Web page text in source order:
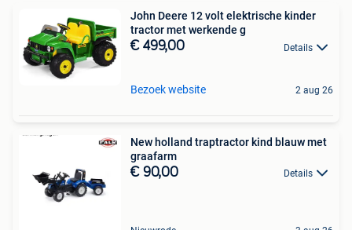
John Deere 12 volt elektrische kinder
tractor met werkende g
€ 499,00 Details
Bezoek website 2 aug 26
New holland traptractor kind blauw met
graafarm
€ 90,00 Details